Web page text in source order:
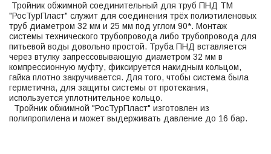
Тройник обжимной соединительный для труб ПНД ТМ
"РосТурПласт" служит для соединения трёх полиэтиленовых
труб диаметром 32 мм и 25 мм под углом 90*. Монтаж
системы технического трубопровода либо трубопровода для
питьевой воды довольно простой. Труба ПНД вставляется
через втулку запрессовывающую диаметром 32 мм в
компрессионную муфту, фиксируется накидным кольцом,
гайка плотно закручивается. Для того, чтобы система была
герметична, для защиты системы от протекания,
используется уплотнительное кольцо.
Тройник обжимной "РосТурПласт" изготовлен из
полипропилена и может выдерживать давление до 16 бар.